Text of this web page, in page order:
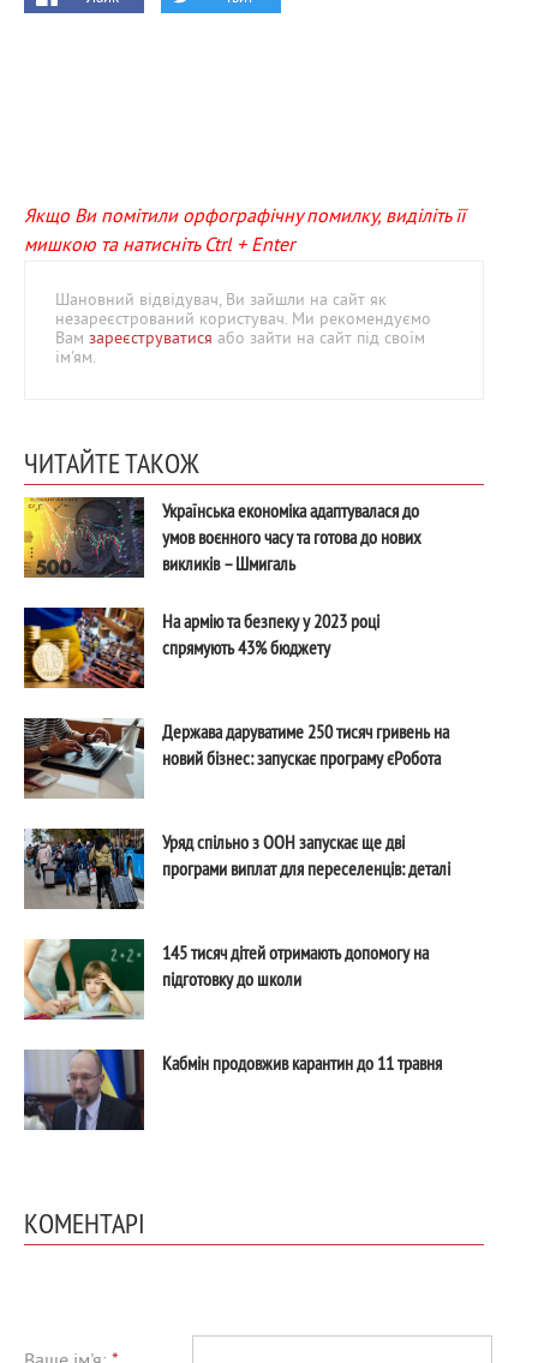
Якщо Ви помітили орфографічну помилку, виділіть її
мишкою та натисніть Ctrl + Enter
Шановний відвідувач, Ви зайшли на сайт як
незареєстрований користувач. Ми рекомендуємо
Вам зареєструватися або зайти на сайт під своїм
ім'ям.
ЧИТАЙТЕ ТАКОЖ
Українська економіка адаптувалася до
умов воєнного часу та готова до нових
викликів – Шмигаль
На армію та безпеку у 2023 році
спрямують 43% бюджету
Держава даруватиме 250 тисяч гривень на
новий бізнес: запускає програму єРобота
Уряд спільно з ООН запускає ще дві
програми виплат для переселенців: деталі
145 тисяч дітей отримають допомогу на
підготовку до школи
Кабмін продовжив карантин до 11 травня
КОМЕНТАРІ